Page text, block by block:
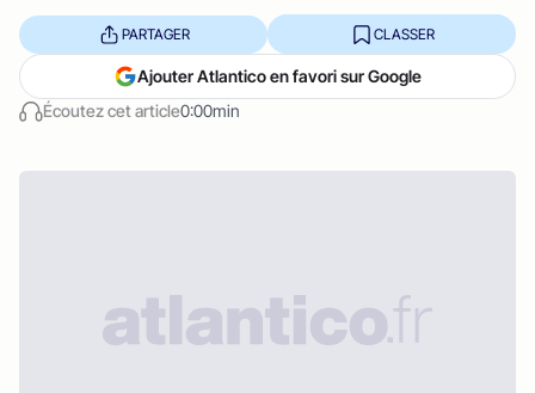
Écoutez cet article0:00min
PARTAGER CLASSER
Ajouter Atlantico en favori sur Google